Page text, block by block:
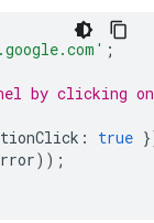
;
by clicking
: true
));